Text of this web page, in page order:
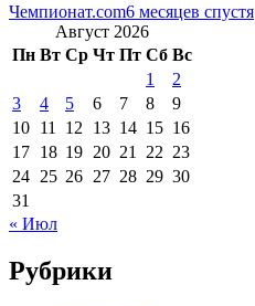
Чемпионат.com6 месяцев спустя
Август 2026
Пн Вт Ср Чт Пт Сб Вс
1
2
3
4 5 6 7 8
9
10 11 12 13 14 15 16
17 18 19 20 21 22 23
24 25 26 27 28 29 30
31
« Июл
Рубрики